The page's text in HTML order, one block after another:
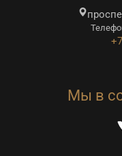
Мы в